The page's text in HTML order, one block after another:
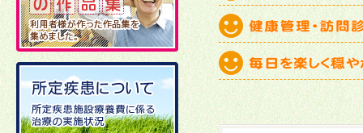
2025年11月21日
2025年11月11日
2025年10月27日